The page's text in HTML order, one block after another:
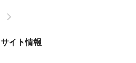
サイト情報